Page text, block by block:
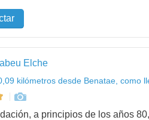
Elche
kilómetros desde Benatae, como
a principios de los años